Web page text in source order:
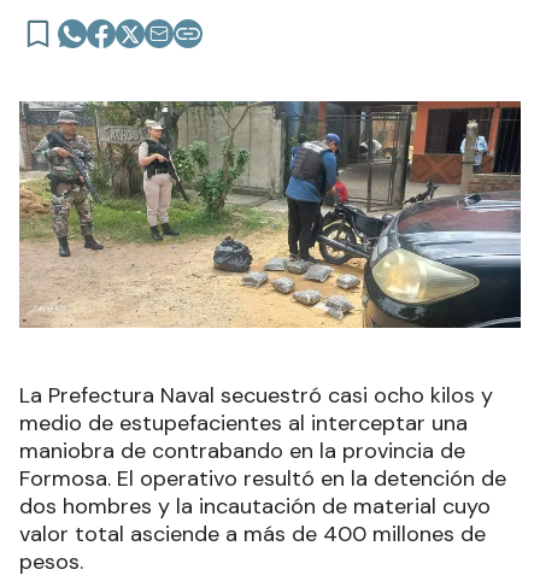
La Prefectura Naval secuestró casi ocho kilos y
medio de estupefacientes al interceptar una
maniobra de contrabando en la provincia de
Formosa. El operativo resultó en la detención de
dos hombres y la incautación de material cuyo
valor total asciende a más de 400 millones de
pesos.